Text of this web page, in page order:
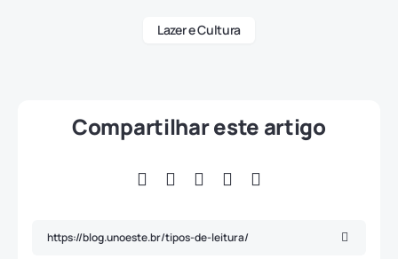
Lazer e Cultura
Compartilhar este artigo